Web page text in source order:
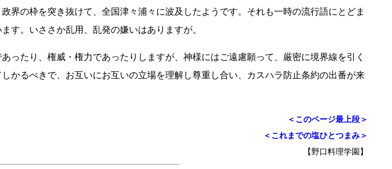
界の枠を突き抜けて、全国津々浦々に波及したようです。それも一時の流行語にとどま
す。いささか乱用、乱発の嫌いはありますが。
ったり、権威・権力であったりしますが、神様にはご遠慮願って、厳密に境界線を引く
かるべきで、お互いにお互いの立場を理解し尊重し合い、カスハラ防止条約の出番が来
＜このページ最上段＞
＜これまでの塩ひとつまみ＞
【野口料理学園】